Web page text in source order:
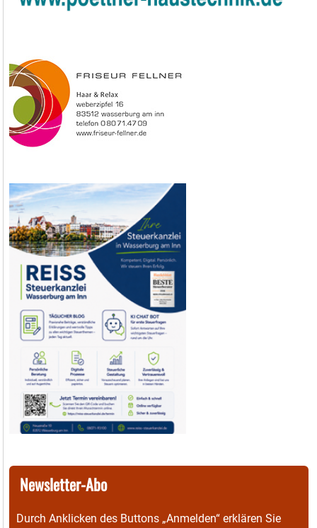
Newsletter-Abo
Durch Anklicken des Buttons „Anmelden“ erklären Sie